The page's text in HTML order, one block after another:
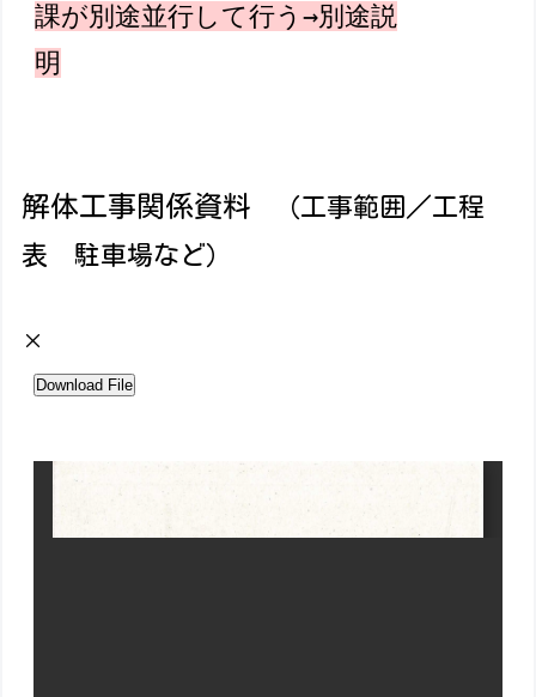
課が別途並行して行う→別途説
明
解体工事関係資料
（工事範囲／工程
表 駐車場など）
×
Download File